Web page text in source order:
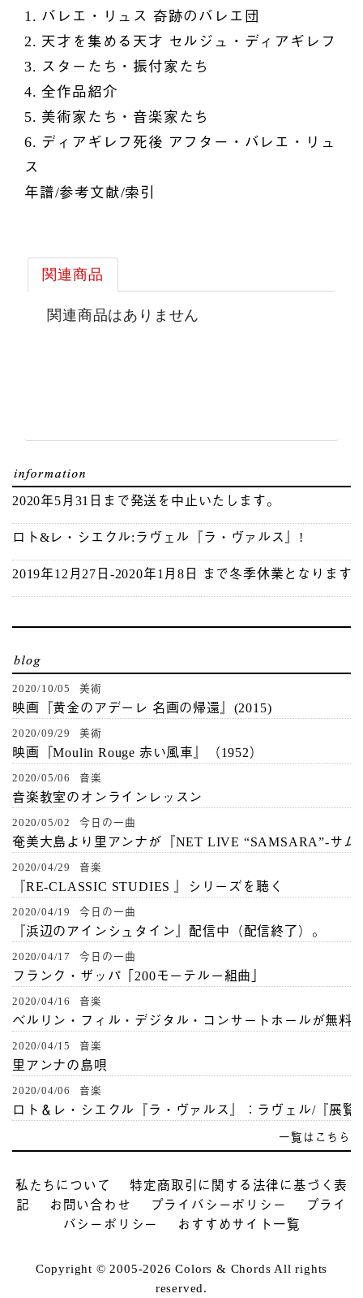
1. バレエ・リュス 奇跡のバレエ団
2. 天才を集める天才 セルジュ・ディアギレフ
3. スターたち・振付家たち
4. 全作品紹介
5. 美術家たち・音楽家たち
6. ディアギレフ死後 アフター・バレエ・リュ
ス
年譜/参考文献/索引
関連商品
関連商品はありません
2020年5月31日まで発送を中止いたします。
ロト&レ・シエクル:ラヴェル『ラ・ヴァルス』!
2019年12月27日-2020年1月8日 まで冬季休業となります
2020/10/05 美術
映画『黄金のアデーレ 名画の帰還』(2015)
2020/09/29 美術
映画『Moulin Rouge 赤い風車』（1952）
2020/05/06 音楽
音楽教室のオンラインレッスン
2020/05/02 今日の一曲
奄美大島より里アンナが『NET LIVE “SAMSARA”-サ
2020/04/29 音楽
『RE-CLASSIC STUDIES 』シリーズを聴く
2020/04/19 今日の一曲
『浜辺のアインシュタイン』配信中（配信終了）。
2020/04/17 今日の一曲
フランク・ザッパ「200モーテルー組曲」
2020/04/16 音楽
ベルリン・フィル・デジタル・コンサートホールが無料
2020/04/15 音楽
里アンナの島唄
2020/04/06 音楽
ロト＆レ・シエクル『ラ・ヴァルス』：ラヴェル/『展
一覧はこちら
私たちについて
特定商取引に関する法律に基づく表
記
お問い合わせ プライバシーポリシー
プライ
バシーポリシー
おすすめサイト一覧
Copyright © 2005-2026 Colors & Chords All rights
reserved.